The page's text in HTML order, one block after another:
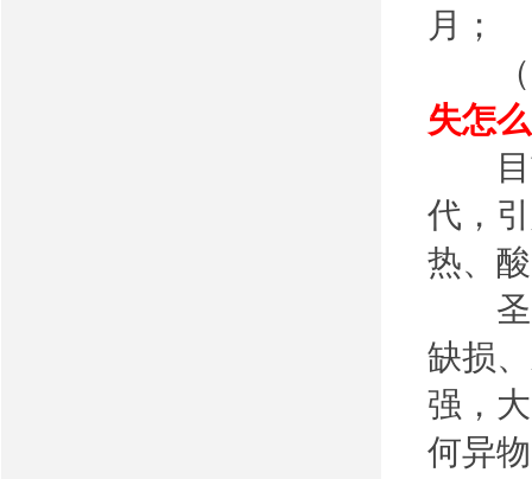
月；
（2
失怎
目前
代，
热、
圣贝
缺损
强，
何异